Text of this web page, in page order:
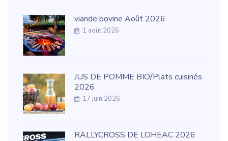
viande bovine Août 2026
1 août 2026
JUS DE POMME BIO/Plats cuisinés
2026
17 juin 2026
RALLYCROSS DE LOHEAC 2026